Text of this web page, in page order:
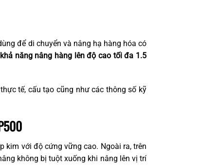
để di chuyển và nâng hạ hàng hóa có
năng nâng hàng lên độ cao tối đa 1.5
tế, cấu tạo cũng như các thông số kỹ
kim với độ cứng vững cao. Ngoài ra, trên
không bị tuột xuống khi nâng lên vị trí